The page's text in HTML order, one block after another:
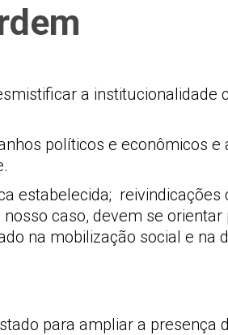
a institucionalidade
políticos e econômicos
estabelecida;
caso, devem se
na mobilização social e na
para ampliar a presença